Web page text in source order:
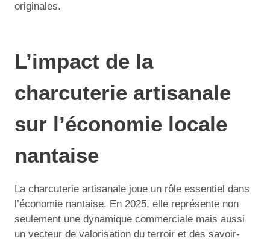
originales.
L’impact de la
charcuterie artisanale
sur l’économie locale
nantaise
La charcuterie artisanale joue un rôle essentiel dans
l’économie nantaise. En 2025, elle représente non
seulement une dynamique commerciale mais aussi
un vecteur de valorisation du terroir et des savoir-